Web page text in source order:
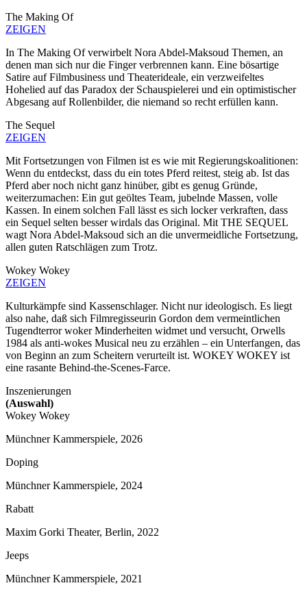
The Making Of
ZEIGEN
In The Making Of verwirbelt Nora Abdel-Maksoud Themen, an
denen man sich nur die Finger verbrennen kann. Eine bösartige
Satire auf Filmbusiness und Theaterideale, ein verzweifeltes
Hohelied auf das Paradox der Schauspielerei und ein optimistischer
Abgesang auf Rollenbilder, die niemand so recht erfüllen kann.
The Sequel
ZEIGEN
Mit Fortsetzungen von Filmen ist es wie mit Regierungskoalitionen:
Wenn du entdeckst, dass du ein totes Pferd reitest, steig ab. Ist das
Pferd aber noch nicht ganz hinüber, gibt es genug Gründe,
weiterzumachen: Ein gut geöltes Team, jubelnde Massen, volle
Kassen. In einem solchen Fall lässt es sich locker verkraften, dass
ein Sequel selten besser wirdals das Original. Mit THE SEQUEL
wagt Nora Abdel-Maksoud sich an die unvermeidliche Fortsetzung,
allen guten Ratschlägen zum Trotz.
Wokey Wokey
ZEIGEN
Kulturkämpfe sind Kassenschlager. Nicht nur ideologisch. Es liegt
also nahe, daß sich Filmregisseurin Gordon dem vermeintlichen
Tugendterror woker Minderheiten widmet und versucht, Orwells
1984 als anti-wokes Musical neu zu erzählen – ein Unterfangen, das
von Beginn an zum Scheitern verurteilt ist. WOKEY WOKEY ist
eine rasante Behind‑the‑Scenes‑Farce.
Inszenierungen
(Auswahl)
Wokey Wokey
Münchner Kammerspiele, 2026
Doping
Münchner Kammerspiele, 2024
Rabatt
Maxim Gorki Theater, Berlin, 2022
Jeeps
Münchner Kammerspiele, 2021